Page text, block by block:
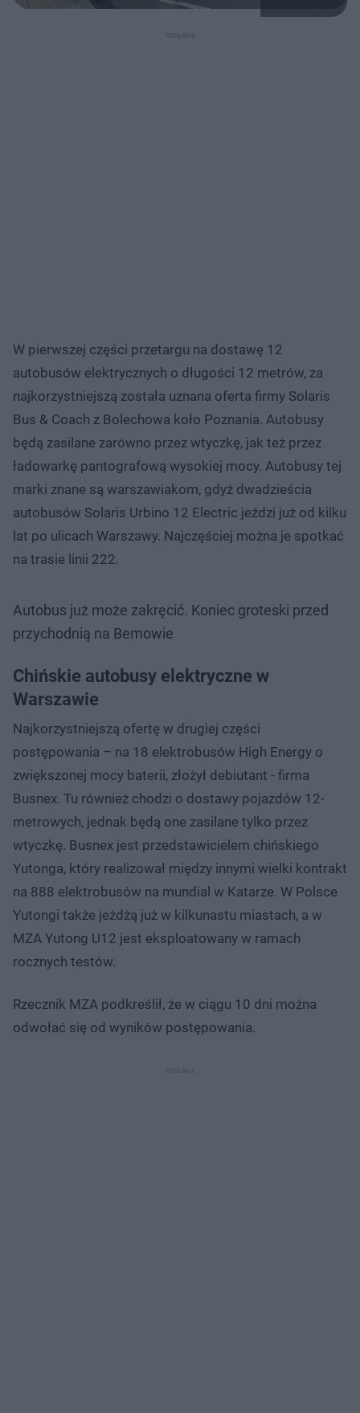
W pierwszej części przetargu na dostawę 12
autobusów elektrycznych o długości 12 metrów, za
najkorzystniejszą została uznana oferta firmy Solaris
Bus & Coach z Bolechowa koło Poznania. Autobusy
będą zasilane zarówno przez wtyczkę, jak też przez
ładowarkę pantografową wysokiej mocy. Autobusy tej
marki znane są warszawiakom, gdyż dwadzieścia
autobusów Solaris Urbino 12 Electric jeździ już od kilku
lat po ulicach Warszawy. Najczęściej można je spotkać
na trasie linii 222.
Autobus już może zakręcić. Koniec groteski przed
przychodnią na Bemowie
Chińskie autobusy elektryczne w
Warszawie
Najkorzystniejszą ofertę w drugiej części
postępowania – na 18 elektrobusów High Energy o
zwiększonej mocy baterii, złożył debiutant - firma
Busnex. Tu również chodzi o dostawy pojazdów 12-
metrowych, jednak będą one zasilane tylko przez
wtyczkę. Busnex jest przedstawicielem chińskiego
Yutonga, który realizował między innymi wielki kontrakt
na 888 elektrobusów na mundial w Katarze. W Polsce
Yutongi także jeżdżą już w kilkunastu miastach, a w
MZA Yutong U12 jest eksploatowany w ramach
rocznych testów.
Rzecznik MZA podkreślił, że w ciągu 10 dni można
odwołać się od wyników postępowania.